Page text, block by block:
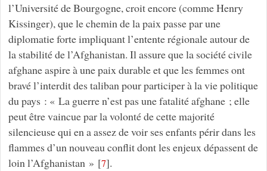
l’Université de Bourgogne, croit encore (comme Henry
Kissinger), que le chemin de la paix passe par une
diplomatie forte impliquant l’entente régionale autour de
la stabilité de l’Afghanistan. Il assure que la société civile
afghane aspire à une paix durable et que les femmes ont
bravé l’interdit des taliban pour participer à la vie politique
du pays : « La guerre n’est pas une fatalité afghane ; elle
peut être vaincue par la volonté de cette majorité
silencieuse qui en a assez de voir ses enfants périr dans les
flammes d’un nouveau conflit dont les enjeux dépassent de
loin l’Afghanistan » [7].